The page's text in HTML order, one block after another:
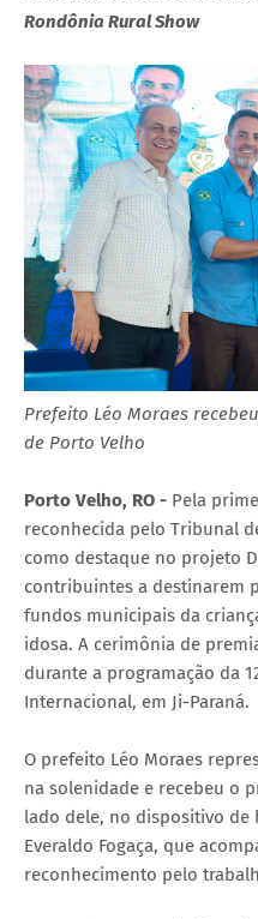
Rondônia Rural Show
Prefeito Léo Moraes
de Porto Velho
Porto Velho, RO - Pela
reconhecida pelo Tribunal
como destaque no projeto
contribuintes a destinarem
fundos municipais da
idosa. A cerimônia de
durante a programação da
Internacional, em Ji-Paraná.
O prefeito Léo Moraes
na solenidade e recebeu o
lado dele, no dispositivo de
Everaldo Fogaça, que
reconhecimento pelo